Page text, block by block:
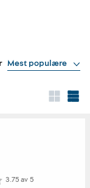
Mest populære
3.8 av 5 mulige
3.75av5